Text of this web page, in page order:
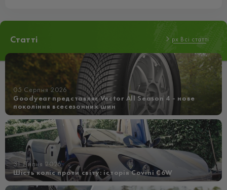
Статті px Всі статті
05 Серпня 2026
Goodyear представляє Vector All Season 4 - нове
покоління всесезонних шин
31 Липня 2026
Шість коліс проти світу: історія Covini C6W